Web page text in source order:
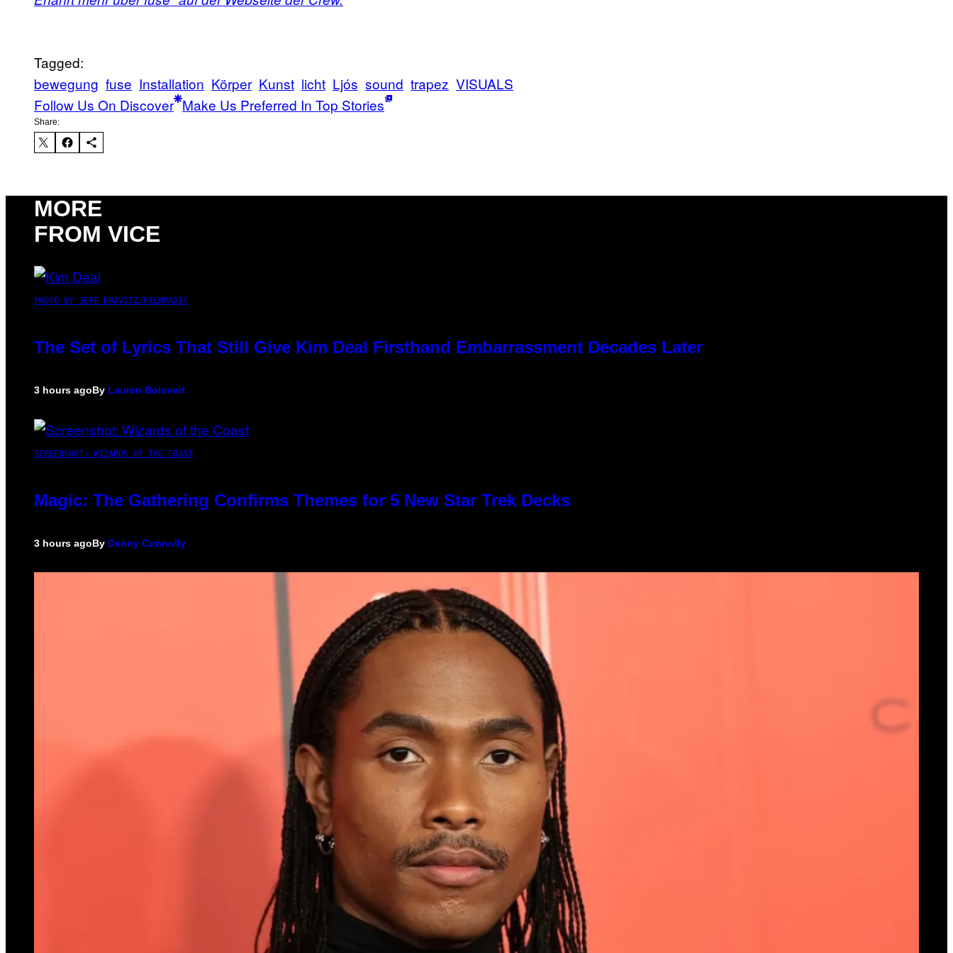
Tagged:
bewegung fuse Installation Körper Kunst licht Ljós sound trapez VISUALS
Follow Us On Discover Make Us Preferred In Top Stories
Share:
MORE
FROM VICE
PHOTO BY JEFF KRAVITZ/FILMMAGIC
The Set of Lyrics That Still Give Kim Deal Firsthand Embarrassment Decades Later
3 hours agoBy Lauren Boisvert
SCREENSHOT: WIZARDS OF THE COAST
Magic: The Gathering Confirms Themes for 5 New Star Trek Decks
3 hours agoBy Denny Connolly